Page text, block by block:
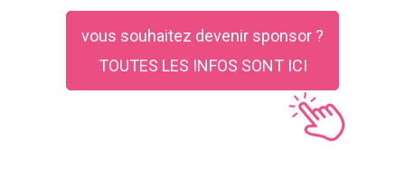
vous souhaitez devenir sponsor ?
TOUTES LES INFOS SONT ICI